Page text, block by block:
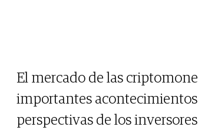
El mercado de las
importantes
perspectivas de los